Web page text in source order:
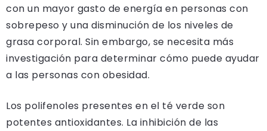
con un mayor gasto de energía en personas con
sobrepeso y una disminución de los niveles de
grasa corporal. Sin embargo, se necesita más
investigación para determinar cómo puede ayudar
a las personas con obesidad.
Los polifenoles presentes en el té verde son
potentes antioxidantes. La inhibición de las